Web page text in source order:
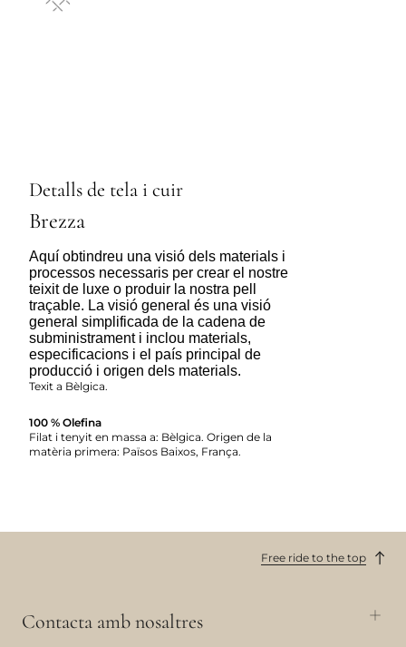
Detalls de tela i cuir
Brezza
Aquí obtindreu una visió dels materials i
processos necessaris per crear el nostre
teixit de luxe o produir la nostra pell
traçable. La visió general és una visió
general simplificada de la cadena de
subministrament i inclou materials,
especificacions i el país principal de
producció i origen dels materials.
Texit a Bèlgica.
100 % Olefina
Filat i tenyit en massa a: Bèlgica. Origen de la
matèria primera: Països Baixos, França.
Free ride to the top
Contacta amb nosaltres